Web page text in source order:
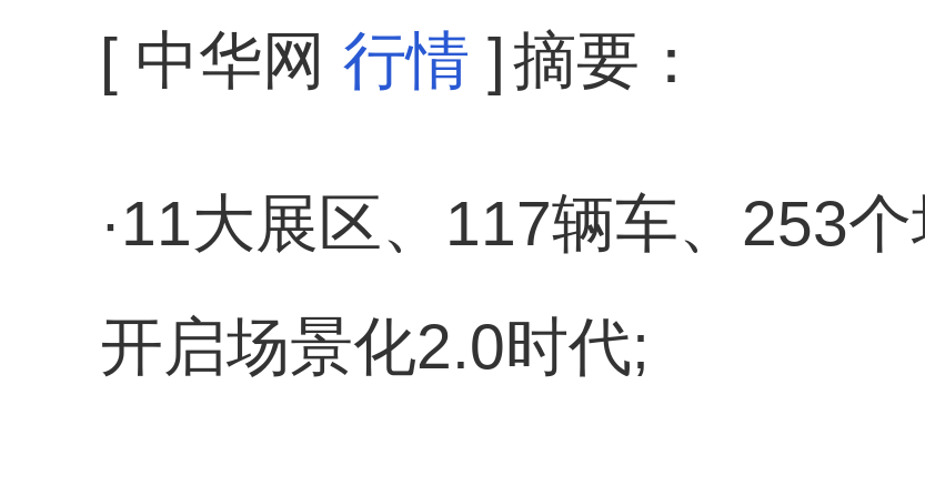
[ 中华网 行情 ]摘要：
·11大展区、117辆车、253
开启场景化2.0时代;